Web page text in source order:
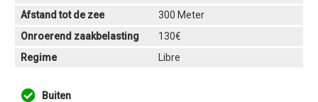
Afstand tot de zee
300 Meter
Onroerend zaakbelasting
130€
Regime
Libre
Buiten